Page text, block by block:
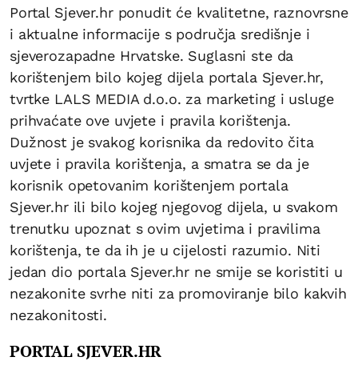
Portal Sjever.hr ponudit će kvalitetne, raznovrsne
i aktualne informacije s područja središnje i
sjeverozapadne Hrvatske. Suglasni ste da
korištenjem bilo kojeg dijela portala Sjever.hr,
tvrtke LALS MEDIA d.o.o. za marketing i usluge
prihvaćate ove uvjete i pravila korištenja.
Dužnost je svakog korisnika da redovito čita
uvjete i pravila korištenja, a smatra se da je
korisnik opetovanim korištenjem portala
Sjever.hr ili bilo kojeg njegovog dijela, u svakom
trenutku upoznat s ovim uvjetima i pravilima
korištenja, te da ih je u cijelosti razumio. Niti
jedan dio portala Sjever.hr ne smije se koristiti u
nezakonite svrhe niti za promoviranje bilo kakvih
nezakonitosti.
PORTAL SJEVER.HR